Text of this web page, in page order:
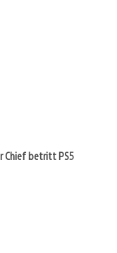
Chief betritt PS5